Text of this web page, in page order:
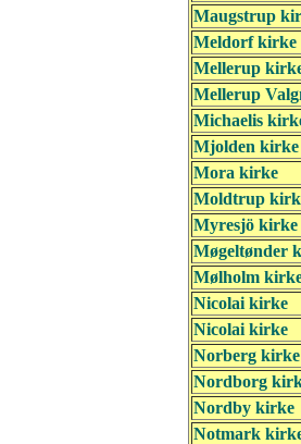
Maugstrup
Meldorf kirke
Mellerup
Mellerup
Michaelis
Mjolden kirke
Mora kirke
Moldtrup
Myresjö kirke
Møgeltønder
Mølholm
Nicolai kirke
Nicolai kirke
Norberg kirke
Nordborg
Nordby kirke
Notmark